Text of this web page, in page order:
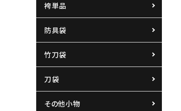
袴単品
防具袋
竹刀袋
刀袋
その他小物